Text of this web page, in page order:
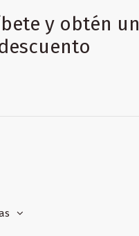
y obtén un